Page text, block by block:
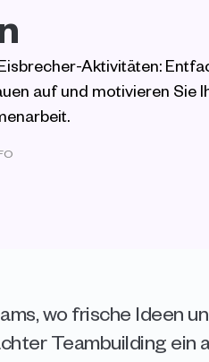
Aktivitäten:
auf und motivieren Sie
wo frische Ideen
Teambuilding